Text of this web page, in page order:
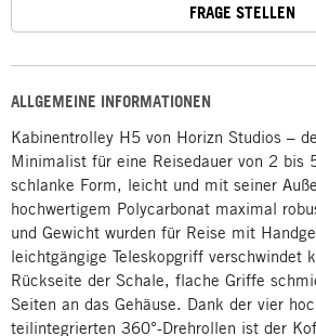
ALLGEMEINE INFORMATIONEN
Kabinentrolley H5 von Horizn Studios –
Minimalist für eine Reisedauer von 2 bis
schlanke Form, leicht und mit seiner
hochwertigem Polycarbonat maximal
und Gewicht wurden für Reise mit
leichtgängige Teleskopgriff verschwindet
Rückseite der Schale, flache Griffe
Seiten an das Gehäuse. Dank der vier
teilintegrierten 360°-Drehrollen ist der
FRAGE STELLEN